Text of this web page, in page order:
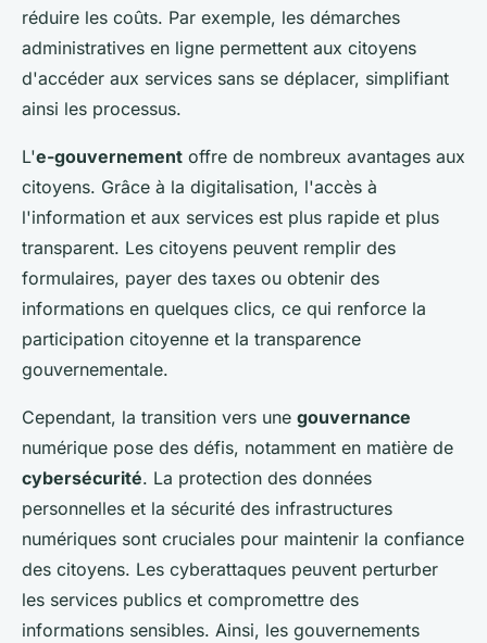
réduire les coûts. Par exemple, les démarches
administratives en ligne permettent aux citoyens
d'accéder aux services sans se déplacer, simplifiant
ainsi les processus.
L'e-gouvernement offre de nombreux avantages aux
citoyens. Grâce à la digitalisation, l'accès à
l'information et aux services est plus rapide et plus
transparent. Les citoyens peuvent remplir des
formulaires, payer des taxes ou obtenir des
informations en quelques clics, ce qui renforce la
participation citoyenne et la transparence
gouvernementale.
Cependant, la transition vers une gouvernance
numérique pose des défis, notamment en matière de
cybersécurité. La protection des données
personnelles et la sécurité des infrastructures
numériques sont cruciales pour maintenir la confiance
des citoyens. Les cyberattaques peuvent perturber
les services publics et compromettre des
informations sensibles. Ainsi, les gouvernements